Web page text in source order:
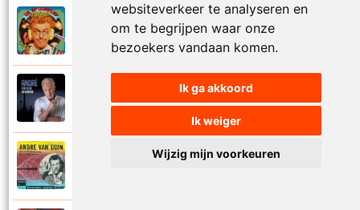
websiteverkeer te analyseren en
om te begrijpen waar onze
bezoekers vandaan komen.
Ik ga akkoord
Ik weiger
Wijzig mijn voorkeuren
Andre Van Duin en Frans Van Dusschoten
Stil in de stad
2024